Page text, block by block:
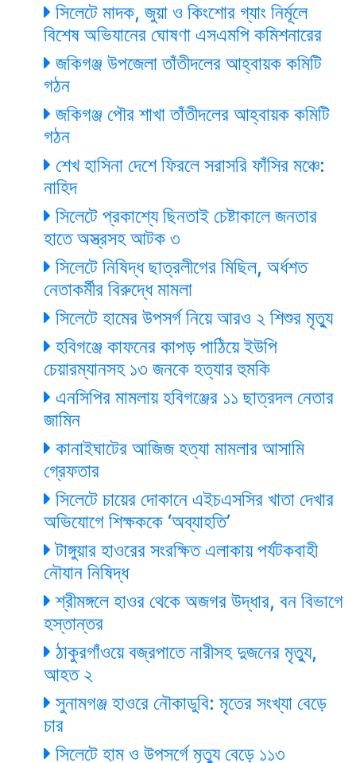
সিলেটে মাদক, জুয়া ও কিংশোর গ্যাং নির্মূলে
বিশেষ অভিযানের ঘোষণা এসএমপি কমিশনারের
জকিগঞ্জ উপজেলা তাঁতীদলের আহ্বায়ক কমিটি
গঠন
জকিগঞ্জ পৌর শাখা তাঁতীদলের আহ্বায়ক কমিটি
গঠন
শেখ হাসিনা দেশে ফিরলে সরাসরি ফাঁসির মঞ্চে:
নাহিদ
সিলেটে প্রকাশ্যে ছিনতাই চেষ্টাকালে জনতার
হাতে অস্ত্রসহ আটক ৩
সিলেটে নিষিদ্ধ ছাত্রলীগের মিছিল, অর্ধশত
নেতাকর্মীর বিরুদ্ধে মামলা
সিলেটে হামের উপসর্গ নিয়ে আরও ২ শিশুর মৃত্যু
হবিগঞ্জে কাফনের কাপড় পাঠিয়ে ইউপি
চেয়ারম্যানসহ ১৩ জনকে হত্যার হুমকি
এনসিপির মামলায় হবিগঞ্জের ১১ ছাত্রদল নেতার
জামিন
কানাইঘাটের আজিজ হত্যা মামলার আসামি
গ্রেফতার
সিলেটে চায়ের দোকানে এইচএসসির খাতা দেখার
অভিযোগে শিক্ষককে ‘অব্যাহতি’
টাঙ্গুয়ার হাওরের সংরক্ষিত এলাকায় পর্যটকবাহী
নৌযান নিষিদ্ধ
শ্রীমঙ্গলে হাওর থেকে অজগর উদ্ধার, বন বিভাগে
হস্তান্তর
ঠাকুরগাঁওয়ে বজ্রপাতে নারীসহ দুজনের মৃত্যু,
আহত ২
সুনামগঞ্জ হাওরে নৌকাডুবি: মৃতের সংখ্যা বেড়ে
চার
সিলেটে হাম ও উপসর্গে মৃত্যু বেড়ে ১১৩